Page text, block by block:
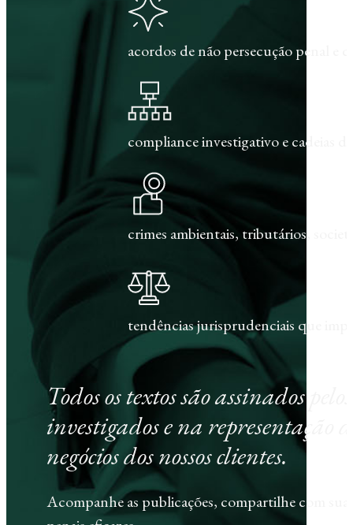
acordos de não persecução penal e
compliance investigativo e cadeias
crimes ambientais, tributários,
tendências jurisprudenciais que
Todos os textos são assinados
investigados e na representação
negócios dos nossos clientes.
Acompanhe as publicações, compartilhe com